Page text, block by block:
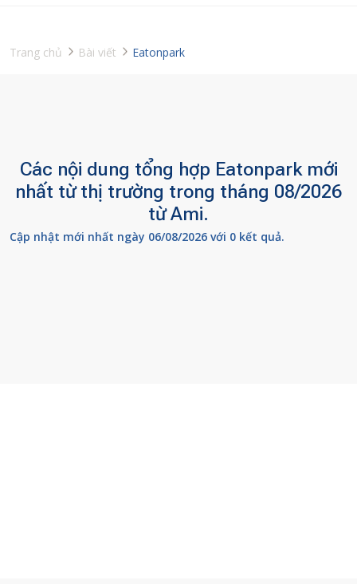
Trang chủ Bài viết Eatonpark
Các nội dung tổng hợp Eatonpark mới
nhất từ thị trường trong tháng 08/2026
từ Ami.
Cập nhật mới nhất ngày 06/08/2026 với 0 kết quả.